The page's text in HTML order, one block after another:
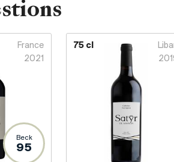
France
2021
Beck
95
75 cl